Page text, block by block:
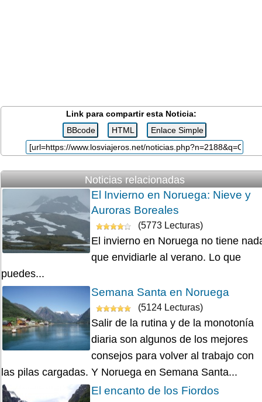
Link para compartir esta Noticia:
Noticias relacionadas
El Invierno en Noruega: Nieve y
Auroras Boreales
(5773 Lecturas)
El invierno en Noruega no tiene
que envidiarle al verano. Lo que
puedes...
Semana Santa en Noruega
(5124 Lecturas)
Salir de la rutina y de la monotonía
diaria son algunos de los mejores
consejos para volver al trabajo con
las pilas cargadas. Y Noruega en Semana Santa...
El encanto de los Fiordos